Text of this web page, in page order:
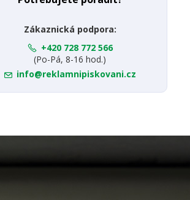
Zákaznická podpora:
+420 728 772 566
(Po-Pá, 8-16 hod.)
info@reklamnipiskovani.cz